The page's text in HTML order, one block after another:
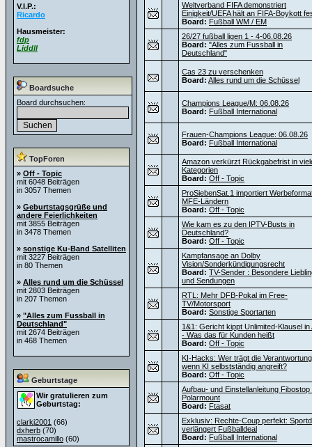
V.I.P.:
Ricardo
Hausmeister:
fdp
Liddll
Boardsuche
Board durchsuchen:
TopForen
» Off - Topic
mit 6048 Beiträgen
in 3057 Themen
» Geburtstagsgrüße und
andere Feierlichkeiten
mit 3855 Beiträgen
in 3478 Themen
» sonstige Ku-Band Satelliten
mit 3227 Beiträgen
in 80 Themen
» Alles rund um die Schüssel
mit 2803 Beiträgen
in 207 Themen
» "Alles zum Fussball in
Deutschland"
mit 2674 Beiträgen
in 468 Themen
Geburtstage
Wir gratulieren zum
Geburtstag:
clarki2001 (66)
dxherb (70)
mastrocamillo (60)
Weltverband FIFA demonstriert
Einigkeit/UEFA hält an FIFA-Boykott
Board: Fußball WM / EM
26/27 fußball ligen 1 - 4-06.08.26
Board: "Alles zum Fussball in
Deutschland"
Cas 23 zu verschenken
Board: Alles rund um die Schüssel
Champions League/M: 06.08.26
Board: Fußball International
Frauen-Champions League: 06.08.26
Board: Fußball International
Amazon verkürzt Rückgabefrist in
Kategorien
Board: Off - Topic
ProSiebenSat.1 importiert
MFE-Ländern
Board: Off - Topic
Wie kam es zu den IPTV-Busts in
Deutschland?
Board: Off - Topic
Kampfansage an Dolby
Vision/Sonderkündigungsrecht
Board: TV-Sender : Besondere
und Sendungen
RTL: Mehr DFB-Pokal im Free-
TV/Motorsport
Board: Sonstige Sportarten
1&1: Gericht kippt Unlimited-Klausel in
- Was das für Kunden heißt
Board: Off - Topic
KI-Hacks: Wer trägt die
wenn KI selbstständig angreift?
Board: Off - Topic
Aufbau- und Einstellanleitung Fibostop
Polarmount
Board: Ftasat
Exklusiv: Rechte-Coup perfekt:
verlängert Fußballdeal
Board: Fußball International